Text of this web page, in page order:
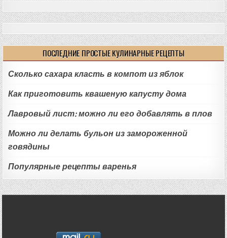
ПОСЛЕДНИЕ ПРОСТЫЕ КУЛИНАРНЫЕ РЕЦЕПТЫ
Сколько сахара класть в компот из яблок
Как приготовить квашеную капусту дома
Лавровый лист: можно ли его добавлять в плов
Можно ли делать бульон из замороженной
говядины
Популярные рецепты варенья